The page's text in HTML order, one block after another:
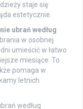
staje się
estetycznie.
ubrań według
w osobnej
umieścić w łatwo
miesiące. To
pomaga w
letnich
według